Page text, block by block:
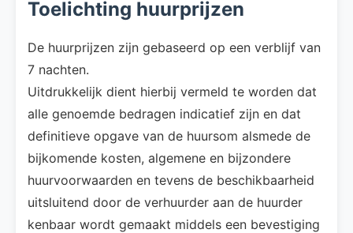
Toelichting huurprijzen
De huurprijzen zijn gebaseerd op een verblijf van
7 nachten.
Uitdrukkelijk dient hierbij vermeld te worden dat
alle genoemde bedragen indicatief zijn en dat
definitieve opgave van de huursom alsmede de
bijkomende kosten, algemene en bijzondere
huurvoorwaarden en tevens de beschikbaarheid
uitsluitend door de verhuurder aan de huurder
kenbaar wordt gemaakt middels een bevestiging